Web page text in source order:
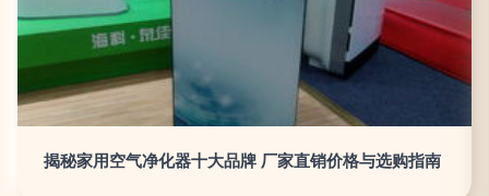
揭秘家用空气净化器十大品牌 厂家直销价格与选购指南